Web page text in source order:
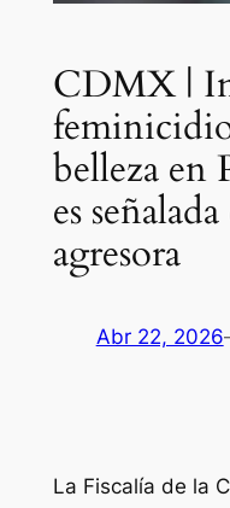
CDMX |
belleza en
es
agresora
Abr 22, 2026
La Fiscalía de la